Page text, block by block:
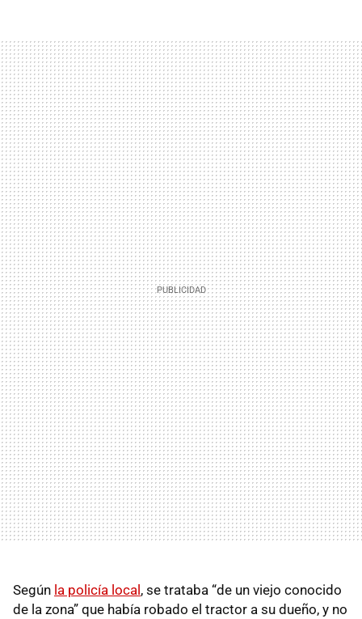
Según la policía local, se trataba “de un viejo conocido
de la zona” que había robado el tractor a su dueño, y no